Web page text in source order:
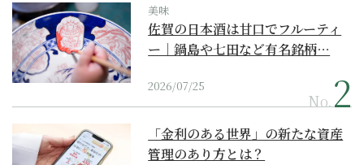
美味
佐賀の日本酒は甘口でフルーティ
ー｜鍋島や七田など有名銘柄…
2026/07/25
No.
「金利のある世界」の新たな資産
管理のあり方とは？